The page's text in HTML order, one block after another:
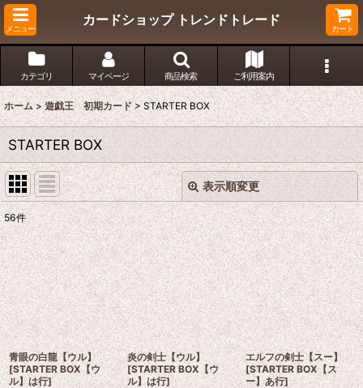
メニュー
カードショップ トレンドトレード
カート
カテゴリ マイページ 商品検索 ご利用案内
ホーム > 遊戯王 初期カード > STARTER BOX
STARTER BOX
表示順変更
表示数:
在庫あり
並び順:
絞り込む
閉じる
56件
青眼の白龍【ウル】
[STARTER BOX【ウ
ル】は行]
炎の剣士【ウル】
[STARTER BOX【ウ
ル】は行]
エルフの剣士【スー】
[STARTER BOX【ス
ー】あ行]